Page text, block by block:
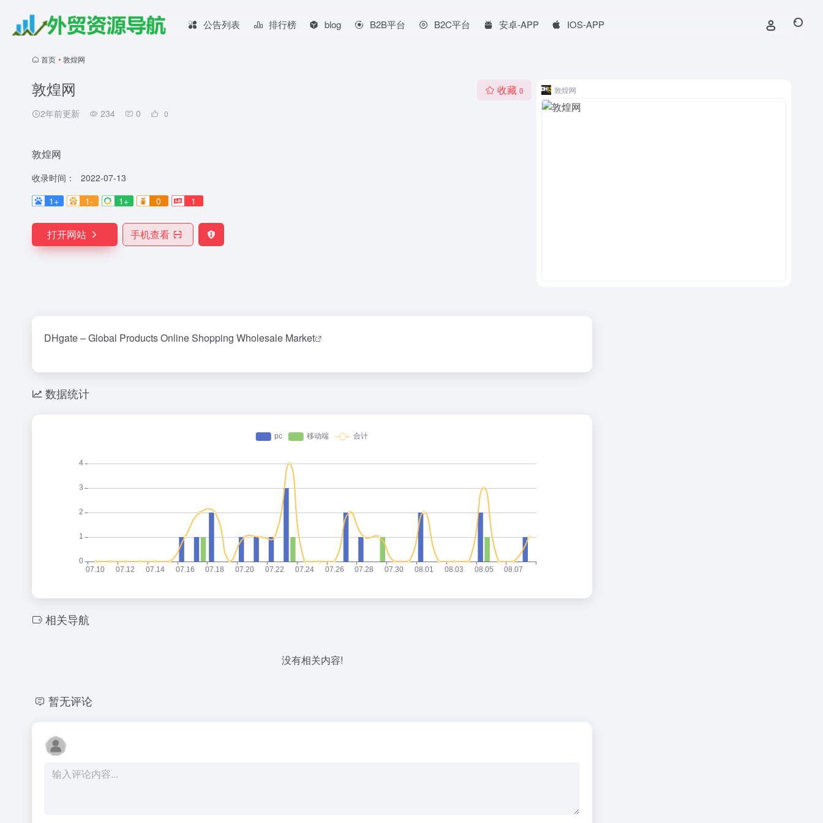
公告列表 排行榜 blog B2B平台 B2C平台 安卓-APP IOS-APP
首页 • 敦煌网
敦煌网
2年前更新 234 0 0
收藏 0
敦煌网
收录时间：
2022-07-13
1+
1- 1+ 0 1
打开网站 手机查看
敦煌网
DHgate – Global Products Online Shopping Wholesale Market
数据统计
相关导航
没有相关内容!
暂无评论